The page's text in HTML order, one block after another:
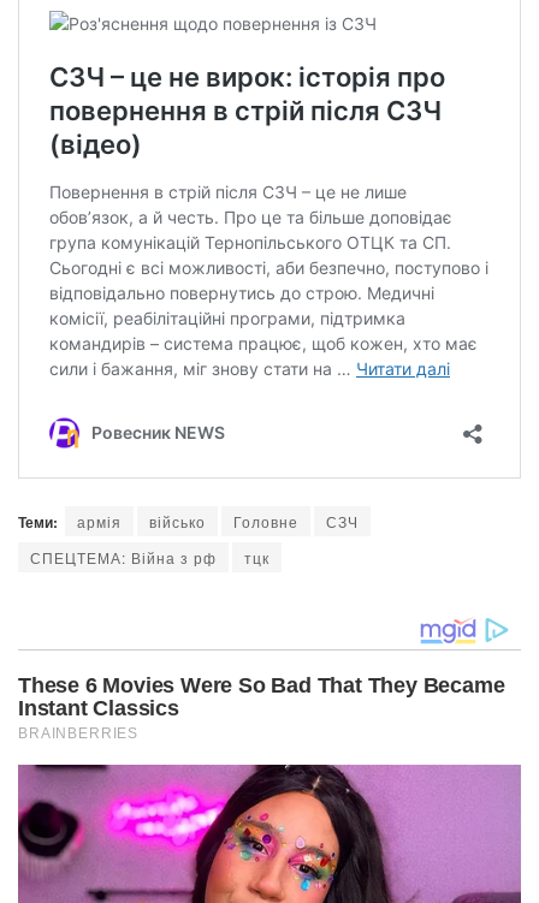
Теми: армія військо Головне
СЗЧ
СПЕЦТЕМА: Війна з рф
тцк